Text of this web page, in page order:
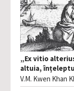
„Ex vitio
altuia,
V.M. Kwen Khan